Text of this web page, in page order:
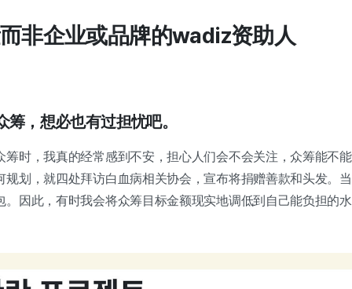
非企业或品牌的wadiz资助人
筹，想必也有过担忧吧。
筹时，我真的经常感到不安，担心人们会不会关注，众筹能不
规划，就四处拜访白血病相关协会，宣布将捐赠善款和头发。
。因此，有时我会将众筹目标金额现实地调低到自己能负担的